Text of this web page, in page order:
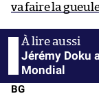
va faire la
Jérémy Doku
Mondial
BG